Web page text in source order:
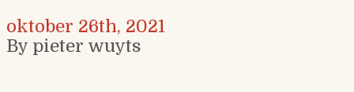
oktober 26th, 2021
By pieter wuyts